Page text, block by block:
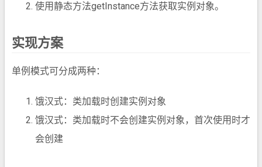
使用静态方法getInstance方法获取实例对象。
实现方案
单例模式可分成两种：
饿汉式：类加载时创建实例对象
饿汉式：类加载时不会创建实例对象，首次使用时才
会创建